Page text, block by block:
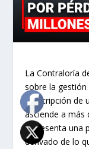
La Contraloría
sobre la
prescripción de
asciende a más
representa una
derivado de lo